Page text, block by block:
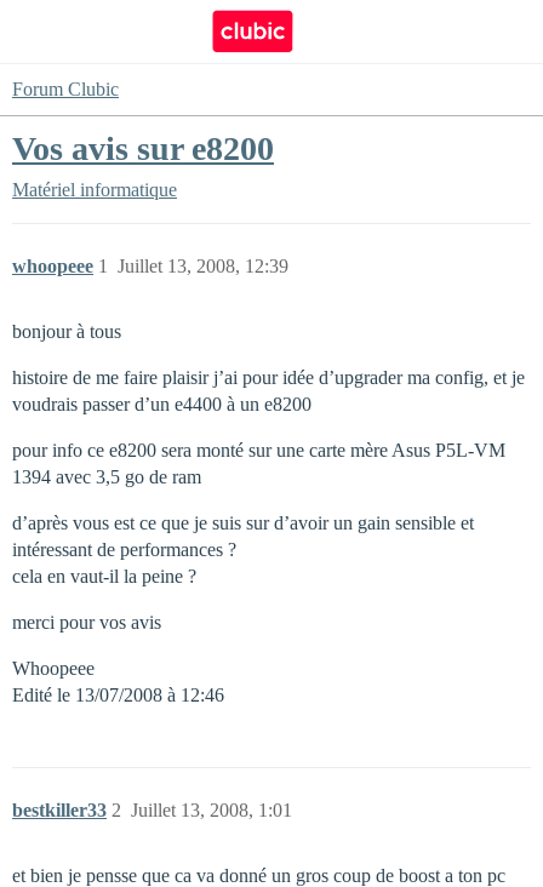
Forum Clubic
Vos avis sur e8200
Matériel informatique
whoopeee Juillet 13, 2008, 12:39
1
bonjour à tous
histoire de me faire plaisir j’ai pour idée d’upgrader ma config, et je
voudrais passer d’un e4400 à un e8200
pour info ce e8200 sera monté sur une carte mère Asus P5L-VM
1394 avec 3,5 go de ram
d’après vous est ce que je suis sur d’avoir un gain sensible et
intéressant de performances ?
cela en vaut-il la peine ?
merci pour vos avis
Whoopeee
Edité le 13/07/2008 à 12:46
bestkiller33 Juillet 13, 2008, 1:01
2
et bien je pensse que ca va donné un gros coup de boost a ton pc